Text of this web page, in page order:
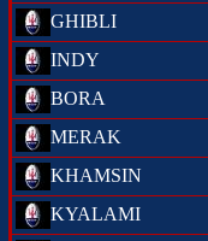
GHIBLI
INDY
BORA
MERAK
KHAMSIN
KYALAMI